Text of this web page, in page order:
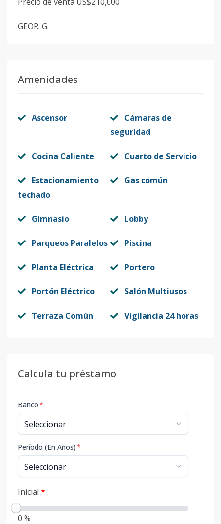
GEOR. G.
Amenidades
Ascensor
Cámaras de
seguridad
Cocina Caliente Cuarto de Servicio
Estacionamiento
techado
Gas común
Gimnasio Lobby
Parqueos Paralelos Piscina
Planta Eléctrica Portero
Portón Eléctrico Salón Multiusos
Terraza Común Vigilancia 24 horas
Calcula tu préstamo
Banco*
Período (En Años)*
Inicial *
0 %